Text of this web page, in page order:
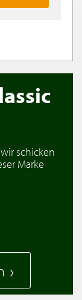
schicken
Marke